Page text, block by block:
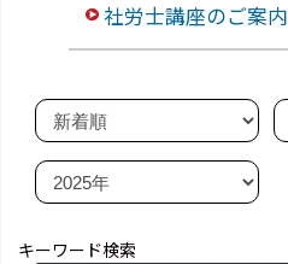
社労士講座のご案内
キーワード検索